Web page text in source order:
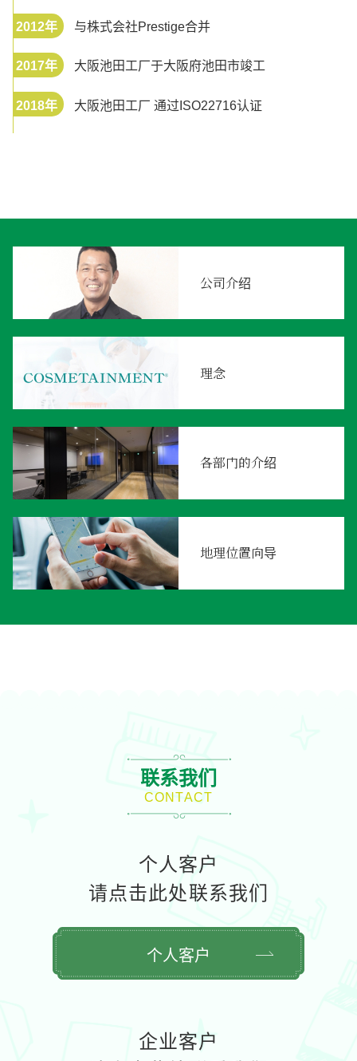
2012年 与株式会社Prestige合并
2017年 大阪池田工厂于大阪府池田市竣工
2018年 大阪池田工厂 通过ISO22716认证
公司介绍
理念
各部门的介绍
地理位置向导
联系我们
CONTACT
个人客户
请点击此处联系我们
个人客户
企业客户